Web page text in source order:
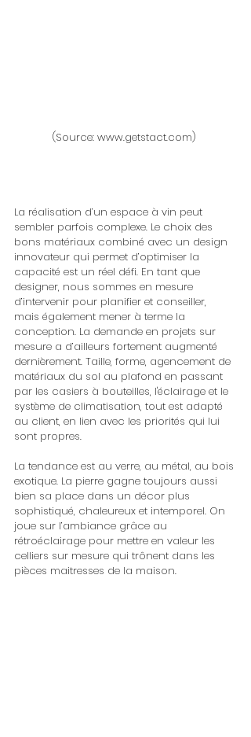
(Source: www.getstact.com)
La réalisation d’un espace à vin peut
sembler parfois complexe. Le choix des
bons matériaux combiné avec un design
innovateur qui permet d’optimiser la
capacité est un réel défi. En tant que
designer, nous sommes en mesure
d’intervenir pour planifier et conseiller,
mais également mener à terme la
conception. La demande en projets sur
mesure a d’ailleurs fortement augmenté
dernièrement. Taille, forme, agencement de
matériaux du sol au plafond en passant
par les casiers à bouteilles, l'éclairage et le
système de climatisation, tout est adapté
au client, en lien avec les priorités qui lui
sont propres.
La tendance est au verre, au métal, au bois
exotique. La pierre gagne toujours aussi
bien sa place dans un décor plus
sophistiqué, chaleureux et intemporel. On
joue sur l’ambiance grâce au
rétroéclairage pour mettre en valeur les
celliers sur mesure qui trônent dans les
pièces maitresses de la maison.